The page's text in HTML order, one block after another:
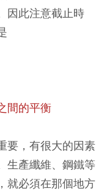
因此注意截止時
間的平衡
要，有很大的因素
生產纖維、鋼鐵等
就必須在那個地方